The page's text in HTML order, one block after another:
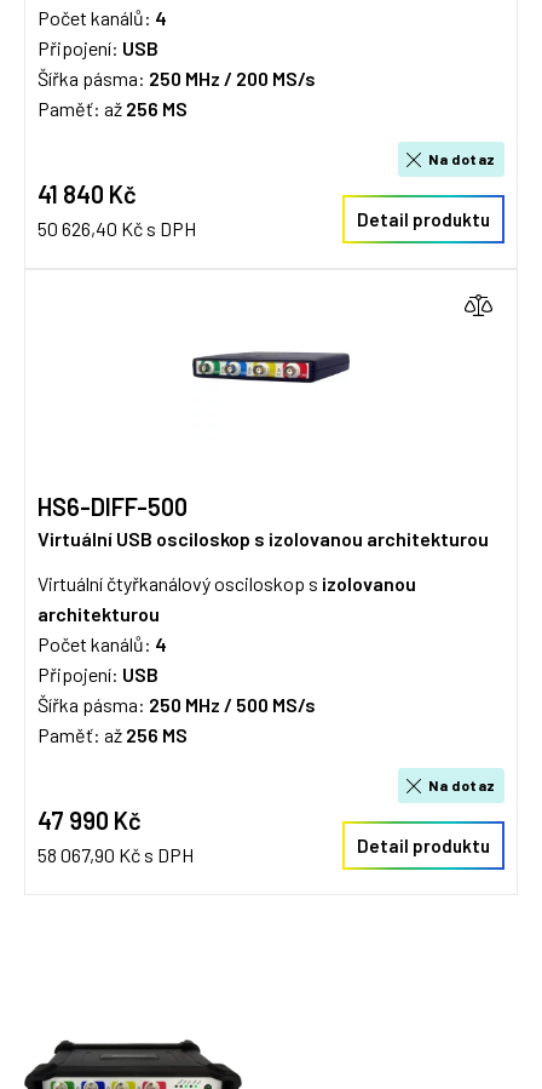
Počet kanálů: 4
Připojení: USB
Šířka pásma: 250 MHz / 200 MS/s
Paměť: až 256 MS
41 840 Kč
50 626,40 Kč s DPH
Na dotaz
Detail produktu
HS6-DIFF-500
Virtuální USB osciloskop s izolovanou architekturou
Virtuální čtyřkanálový osciloskop s izolovanou
architekturou
Počet kanálů: 4
Připojení: USB
Šířka pásma: 250 MHz / 500 MS/s
Paměť: až 256 MS
47 990 Kč
58 067,90 Kč s DPH
Na dotaz
Detail produktu